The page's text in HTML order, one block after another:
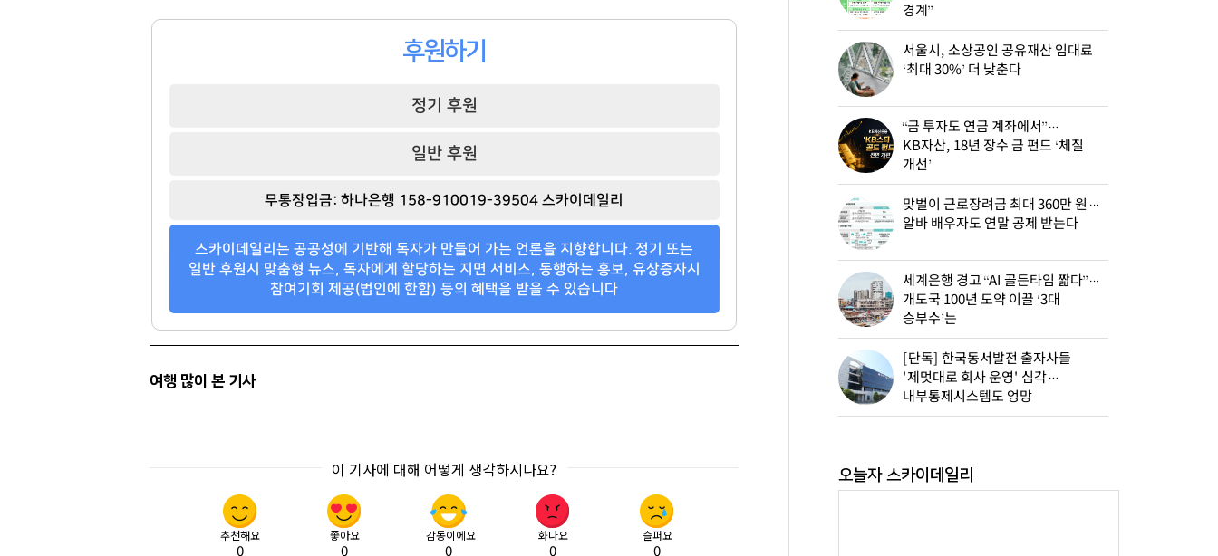
후원하기
정기 후원
일반 후원
무통장입금: 하나은행 158-910019-39504 스카이데일리
스카이데일리는 공공성에 기반해 독자가 만들어 가는 언론을 지향합니다. 정기 또는
일반 후원시 맞춤형 뉴스, 독자에게 할당하는 지면 서비스, 동행하는 홍보, 유상증자시
참여기회 제공(법인에 한함) 등의 혜택을 받을 수 있습니다
여행 많이 본 기사
이 기사에 대해 어떻게 생각하시나요?
추천해요
0
좋아요
0
감동이에요
0
화나요
0
슬퍼요
0
경계”
서울시, 소상공인 공유재산 임대료
‘최대 30%’ 더 낮춘다
“금 투자도 연금 계좌에서”…
KB자산, 18년 장수 금 펀드 ‘체질
개선’
맞벌이 근로장려금 최대 360만 원…
알바 배우자도 연말 공제 받는다
세계은행 경고 “AI 골든타임 짧다”…
개도국 100년 도약 이끌 ‘3대
승부수’는
[단독] 한국동서발전 출자사들
'제멋대로 회사 운영' 심각…
내부통제시스템도 엉망
오늘자 스카이데일리